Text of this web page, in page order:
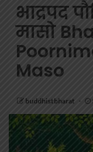
भाद्रपद
मासो
Maso
buddhistbharat